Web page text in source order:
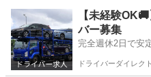
鹿児島市 上塩屋駅
【未経験
バー募集
完全週休2日で安
ドライバーダイレクト